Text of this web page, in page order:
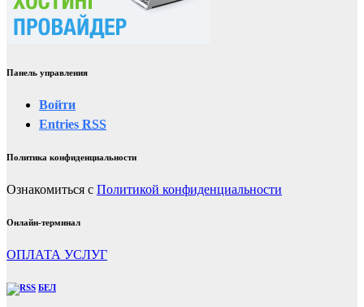
Панель управления
Войти
Entries RSS
Политика конфиденциальности
Ознакомиться с Политикой конфиденциальности
Онлайн-терминал
ОПЛАТА УСЛУГ
БЕЛ